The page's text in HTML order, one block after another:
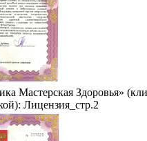
Мастерская Здоровья»
Лицензия_стр.2